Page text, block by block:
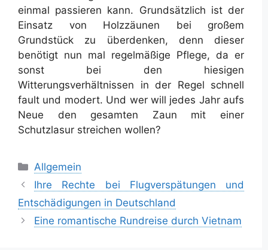
einmal passieren kann. Grundsätzlich ist der
Einsatz von Holzzäunen bei großem
Grundstück zu überdenken, denn dieser
benötigt nun mal regelmäßige Pflege, da er
sonst bei den hiesigen
Witterungsverhältnissen in der Regel schnell
fault und modert. Und wer will jedes Jahr aufs
Neue den gesamten Zaun mit einer
Schutzlasur streichen wollen?
Kategorien
Allgemein
Ihre Rechte bei Flugverspätungen und
Entschädigungen in Deutschland
Eine romantische Rundreise durch Vietnam